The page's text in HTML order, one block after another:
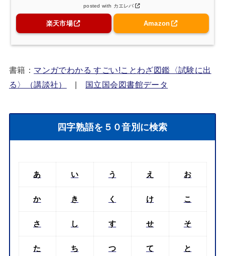
posted with カエレバ
楽天市場 Amazon
書籍： マンガでわかる すごい!ことわざ図鑑〈試験に出
る〉（講談社）
国立国会図書館データ
四字熟語を５０音別に検索
あ い う え お
か き く け こ
さ し す せ そ
た ち つ て と